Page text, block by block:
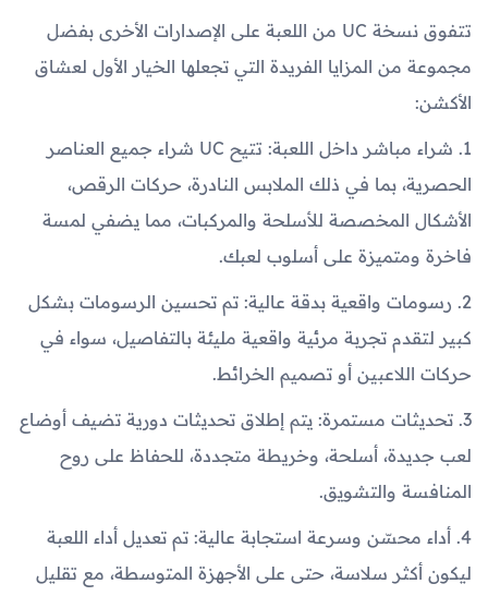
تتفوق نسخة UC من اللعبة على الإصدارات الأخرى بفضل
مجموعة من المزايا الفريدة التي تجعلها الخيار الأول لعشاق
الأكشن:
1. شراء مباشر داخل اللعبة: تتيح UC شراء جميع العناصر
الحصرية، بما في ذلك الملابس النادرة، حركات الرقص،
الأشكال المخصصة للأسلحة والمركبات، مما يضفي لمسة
فاخرة ومتميزة على أسلوب لعبك.
2. رسومات واقعية بدقة عالية: تم تحسين الرسومات بشكل
كبير لتقدم تجربة مرئية واقعية مليئة بالتفاصيل، سواء في
حركات اللاعبين أو تصميم الخرائط.
3. تحديثات مستمرة: يتم إطلاق تحديثات دورية تضيف أوضاع
لعب جديدة، أسلحة، وخريطة متجددة، للحفاظ على روح
المنافسة والتشويق.
4. أداء محسّن وسرعة استجابة عالية: تم تعديل أداء اللعبة
ليكون أكثر سلاسة، حتى على الأجهزة المتوسطة، مع تقليل